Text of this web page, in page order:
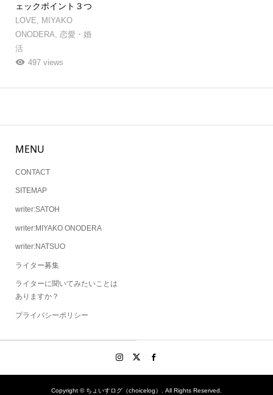
ェックポイント３つ
LOVE
MIYAKO
ONODERA 恋愛・婚
活
497 views
MENU
CONTACT
SITEMAP
writer:SATOH
writer:MIYAKO ONODERA
writer:NATSUO
ライター募集
ライターに聞いてみたいことは
ありますか？
プライバシーポリシー
Copyright ©ちょいすログ（choicelog）. All Rights Reserved.